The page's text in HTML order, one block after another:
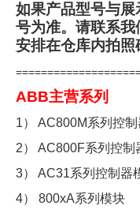
如果产品型号与
号为准。请联系
安排在仓库内拍照
ABB主营系列
1） AC800M系列控
2） AC800F系列控制
3） AC31系列控制器
4） 800xA系列模块